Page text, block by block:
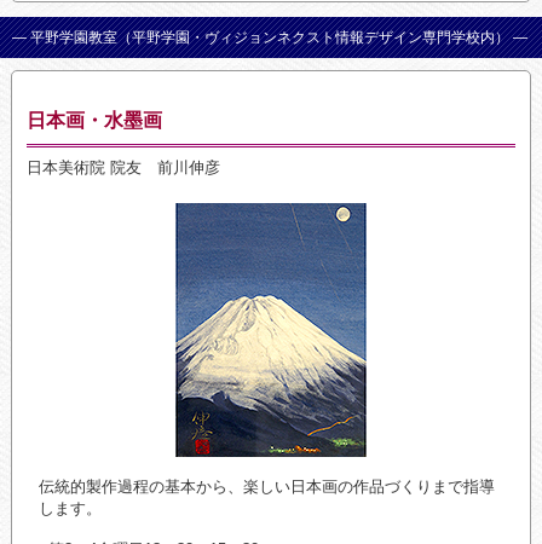
— 平野学園教室（平野学園・ヴィジョンネクスト情報デザイン専門学校内） —
日本画・水墨画
日本美術院 院友 前川伸彦
伝統的製作過程の基本から、楽しい日本画の作品づくりまで指導
します。